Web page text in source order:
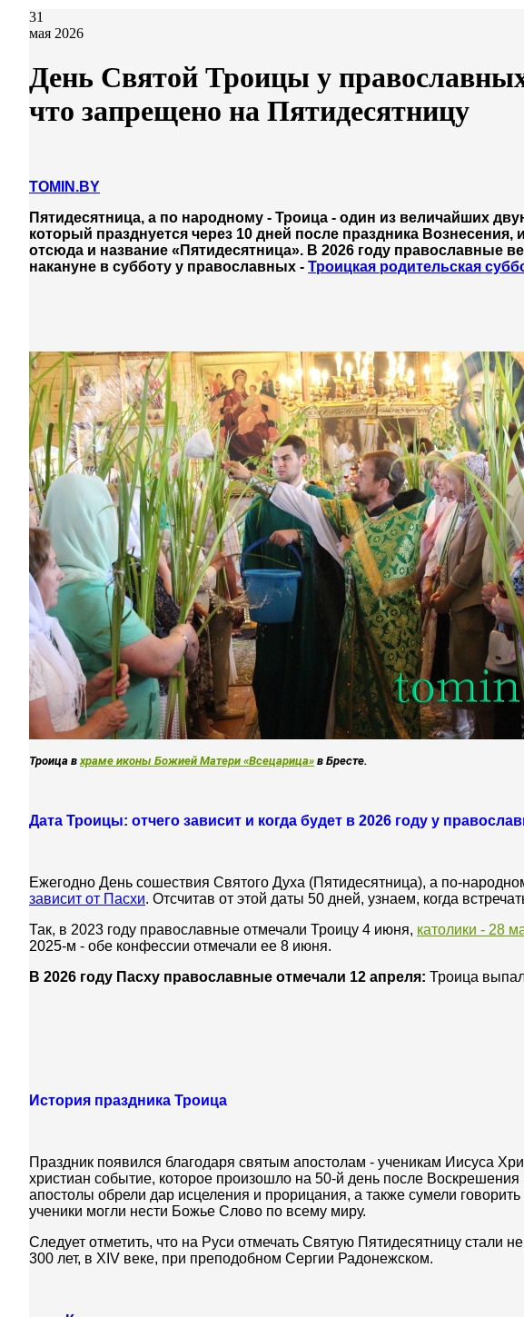
31
мая 2026
День Святой Троицы у
что запрещено на Пятидесятницу
TOMIN.BY
Пятидесятница, а по народному - Троица - один из величайших
который празднуется через 10 дней после праздника Вознесения,
отсюда и название «Пятидесятница». В 2026 году православные
накануне в субботу у православных - Троицкая родительская
Троица в храме иконы Божией Матери «Всецарица» в Бресте.
Дата Троицы: отчего зависит и когда будет в 2026 году у
Ежегодно День сошествия Святого Духа (Пятидесятница), а по-
зависит от Пасхи. Отсчитав от этой даты 50 дней, узнаем, когда
Так, в 2023 году православные отмечали Троицу 4 июня, католики - 28
2025-м - обе конфессии отмечали ее 8 июня.
В 2026 году Пасху православные отмечали 12 апреля: Троица
История праздника Троица
Праздник появился благодаря святым апостолам - ученикам Иисуса
христиан событие, которое произошло на 50-й день после Воскрешения
апостолы обрели дар исцеления и прорицания, а также сумели
ученики могли нести Божье Слово по всему миру.
Следует отметить, что на Руси отмечать Святую Пятидесятницу стали
300 лет, в XIV веке, при преподобном Сергии Радонежском.